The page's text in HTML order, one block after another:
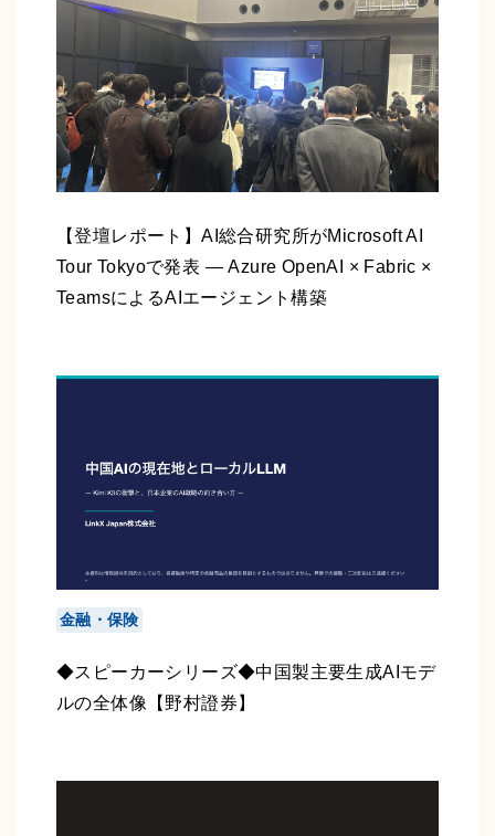
【登壇レポート】AI総合研究所がMicrosoft AI
Tour Tokyoで発表 ― Azure OpenAI × Fabric ×
TeamsによるAIエージェント構築
金融・保険
◆スピーカーシリーズ◆中国製主要生成AIモデ
ルの全体像【野村證券】